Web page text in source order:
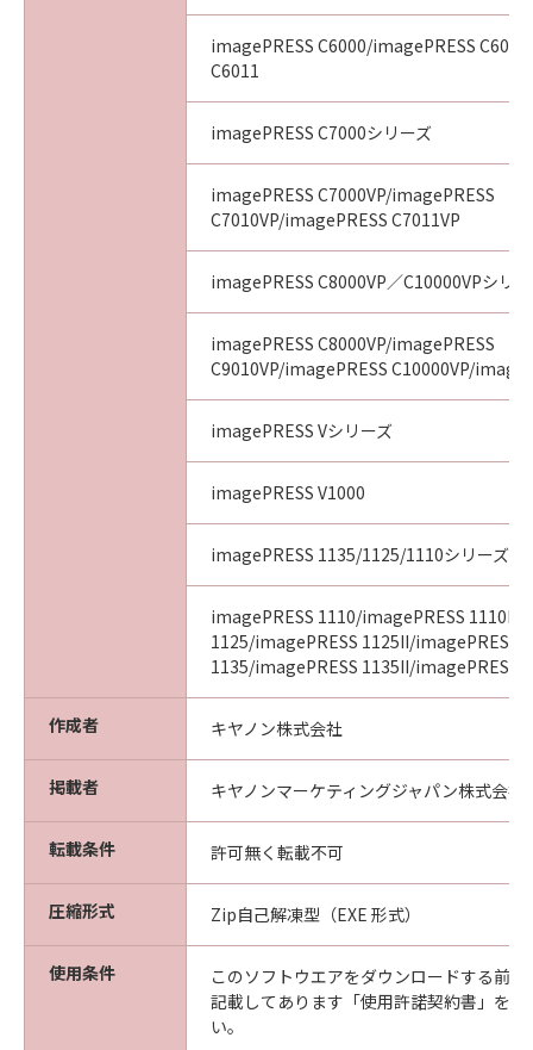
imagePRESS C6000/imagePRESS
C6011
imagePRESS C7000シリーズ
imagePRESS C7000VP/imagePRESS
C7010VP/imagePRESS C7011VP
imagePRESS C8000VP／C10000VPシリ
imagePRESS C8000VP/imagePRESS
C9010VP/imagePRESS C10000VP/
imagePRESS Vシリーズ
imagePRESS V1000
imagePRESS 1135/1125/1110シリーズ
imagePRESS 1110/imagePRESS 1110II/
1125/imagePRESS 1125II/imagePRESS
1135/imagePRESS 1135II/imagePRESS
作成者 キヤノン株式会社
掲載者 キヤノンマーケティングジャパン株式会社
転載条件 許可無く転載不可
圧縮形式 Zip自己解凍型（EXE 形式）
使用条件
このソフトウエアをダウンロードする前
記載してあります「使用許諾契約書」を
い。